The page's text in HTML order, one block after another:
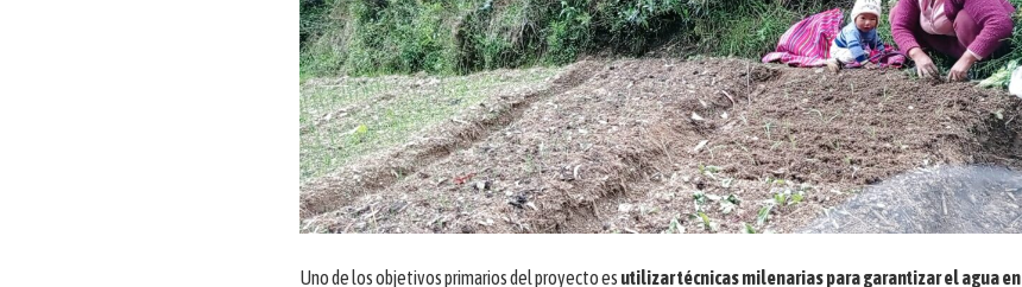
Uno de los objetivos primarios del proyecto es utilizar técnicas milenarias para garantizar el agua en